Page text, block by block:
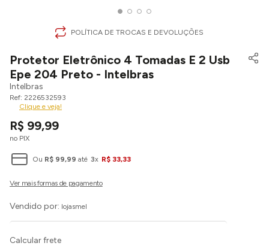
POLÍTICA DE TROCAS E DEVOLUÇÕES
Protetor Eletrônico 4 Tomadas E 2 Usb
Epe 204 Preto - Intelbras
Intelbras
2226532593
Clique e veja!
R$ 99,99
no PIX
Ou R$ 99,99 até 3x R$ 33,33
Vendido por: lojasmel
Calcular frete